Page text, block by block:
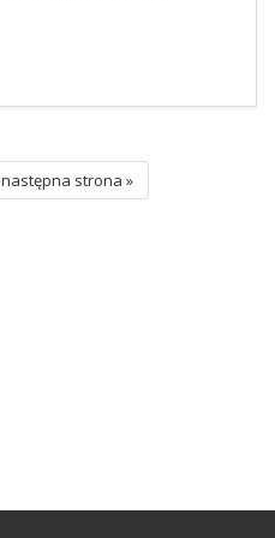
następna strona »